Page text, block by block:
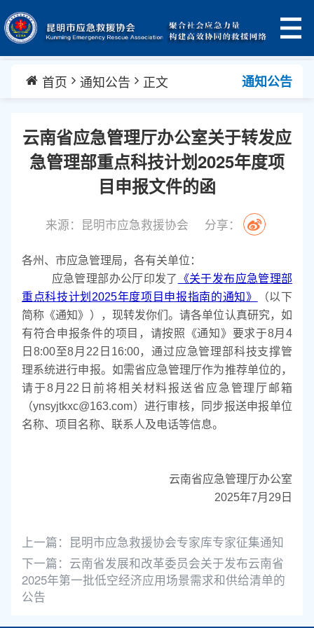
首页 通知公告 正文 通知公告
云南省应急管理厅办公室关于转发应
急管理部重点科技计划2025年度项
目申报文件的函
来源：昆明市应急救援协会 分享：
各州、市应急管理局，各有关单位：
应急管理部办公厅印发了
《关于发布应急管理部
重点科技计划2025年度项目申报指南的通知》
（以下
简称《通知》），现转发你们。请各单位认真研究，如
有符合申报条件的项目，请按照《通知》要求于8月4
日8:00至8月22日16:00，通过应急管理部科技支撑管
理系统进行申报。如需省应急管理厅作为推荐单位的，
请于8月22日前将相关材料报送省应急管理厅邮箱
（ynsyjtkxc@163.com）进行审核，同步报送申报单位
名称、项目 名称、联系人及电话等信息。
云南省应急管理厅办公室
2025年7月29日
上一篇： 昆明市应急救援协会专家库专家征集通知
下一篇： 云南省发展和改革委员会关于发布云南省
2025年第一批低空经济应用场景需求和供给清单的
公告